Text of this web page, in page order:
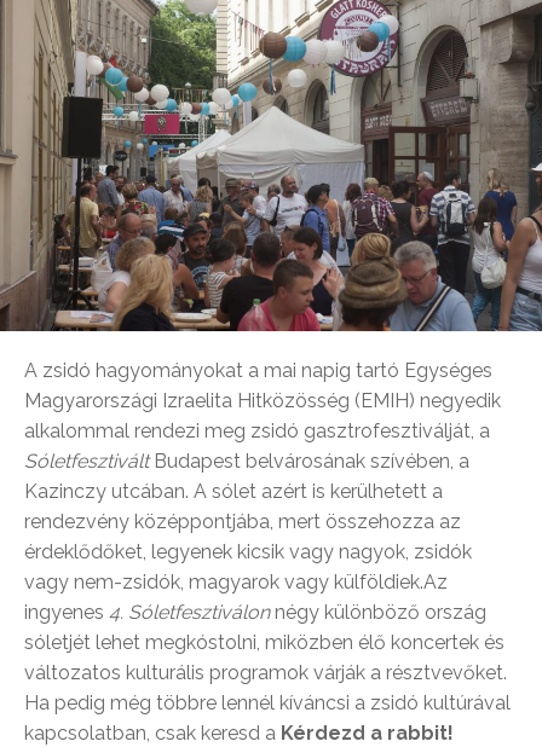
A zsidó hagyományokat a mai napig tartó Egységes
Magyarországi Izraelita Hitközösség (EMIH) negyedik
alkalommal rendezi meg zsidó gasztrofesztiválját, a
Sóletfesztivált Budapest belvárosának szívében, a
Kazinczy utcában. A sólet azért is kerülhetett a
rendezvény középpontjába, mert összehozza az
érdeklődőket, legyenek kicsik vagy nagyok, zsidók
vagy nem-zsidók, magyarok vagy külföldiek.Az
ingyenes 4. Sóletfesztiválonnégy különböző ország
sóletjét lehet megkóstolni, miközben élő koncertek és
változatos kulturális programok várják a résztvevőket.
Ha pedig még többre lennél kíváncsi a zsidó kultúrával
kapcsolatban, csak keresd a Kérdezd a rabbit!